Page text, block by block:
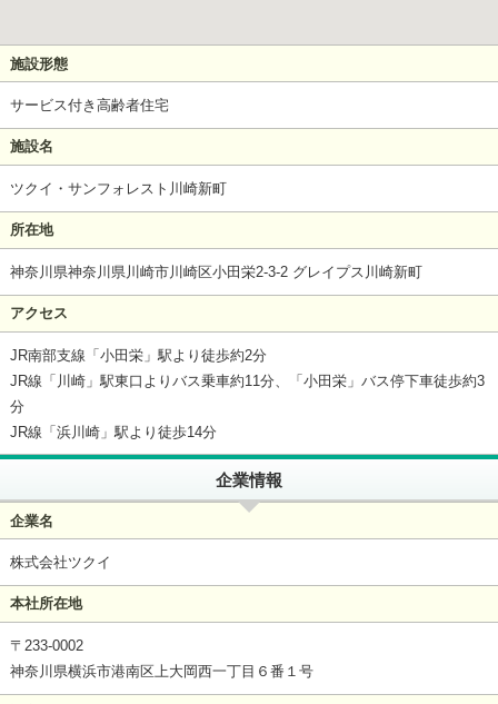
施設形態
サービス付き高齢者住宅
施設名
ツクイ・サンフォレスト川崎新町
所在地
神奈川県神奈川県川崎市川崎区小田栄2-3-2 グレイプス川崎新町
アクセス
JR南部支線「小田栄」駅より徒歩約2分
JR線「川崎」駅東口よりバス乗車約11分、「小田栄」バス停下車徒歩約3
分
JR線「浜川崎」駅より徒歩14分
企業情報
企業名
株式会社ツクイ
本社所在地
〒233-0002
神奈川県横浜市港南区上大岡西一丁目６番１号